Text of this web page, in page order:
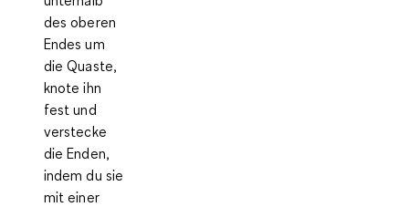
des oberen
Endes um
die Quaste,
knote ihn
fest und
verstecke
die Enden,
indem du sie
mit einer